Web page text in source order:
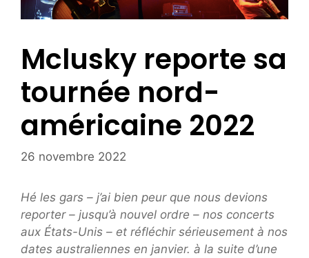
Mclusky reporte sa
tournée nord-
américaine 2022
26 novembre 2022
Hé les gars – j’ai bien peur que nous devions
reporter – jusqu’à nouvel ordre – nos concerts
aux États-Unis – et réfléchir sérieusement à nos
dates australiennes en janvier. à la suite d’une